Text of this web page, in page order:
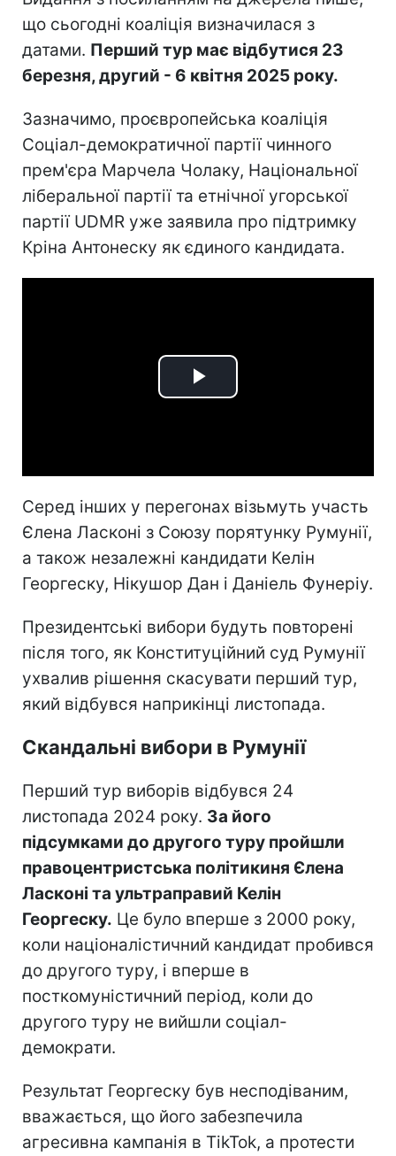
що сьогодні коаліція визначилася з
датами. Перший тур має відбутися 23
березня, другий - 6 квітня 2025 року.
Зазначимо, проєвропейська коаліція
Соціал-демократичної партії чинного
прем'єра Марчела Чолаку, Національної
ліберальної партії та етнічної угорської
партії UDMR уже заявила про підтримку
Кріна Антонеску як єдиного кандидата.
Play
Серед інших у перегонах візьмуть участь
Єлена Ласконі з Союзу порятунку Румунії,
а також незалежні кандидати Келін
Георгеску, Нікушор Дан і Даніель Фунеріу.
Президентські вибори будуть повторені
після того, як Конституційний суд Румунії
ухвалив рішення скасувати перший тур,
який відбувся наприкінці листопада.
Скандальні вибори в Румунії
Перший тур виборів відбувся 24
листопада 2024 року. За його
підсумками до другого туру пройшли
правоцентристська політикиня Єлена
Ласконі та ультраправий Келін
Георгеску. Це було вперше з 2000 року,
коли націоналістичний кандидат пробився
до другого туру, і вперше в
посткомуністичний період, коли до
другого туру не вийшли соціал-
демократи.
Результат Георгеску був несподіваним,
вважається, що його забезпечила
агресивна кампанія в TikTok, а протести